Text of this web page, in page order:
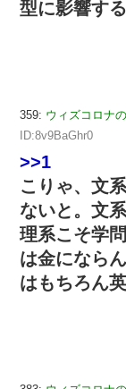
型に影響す
359: ウィズコロナ
ID:8v9BaGhr0
>>1
こりゃ、文
ないと。文
理系こそ学
は金になら
はもちろん